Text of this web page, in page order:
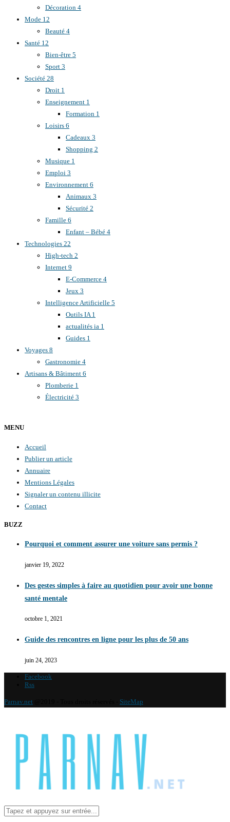
Décoration 4
Mode 12
Beauté 4
Santé 12
Bien-être 5
Sport 3
Société 28
Droit 1
Enseignement 1
Formation 1
Loisirs 6
Cadeaux 3
Shopping 2
Musique 1
Emploi 3
Environnement 6
Animaux 3
Sécurité 2
Famille 6
Enfant – Bébé 4
Technologies 22
High-tech 2
Internet 9
E-Commerce 4
Jeux 3
Intelligence Artificielle 5
Outils IA1
actualités ia 1
Guides 1
Voyages 8
Gastronomie 4
Artisans & Bâtiment 6
Plomberie 1
Électricité 3
MENU
Accueil
Publier un article
Annuaire
Mentions Légales
Signaler un contenu illicite
Contact
BUZZ
Pourquoi et comment assurer une voiture sans permis ?
janvier 19, 2022
Des gestes simples à faire au quotidien pour avoir une bonne
santé mentale
octobre 1, 2021
Guide des rencontres en ligne pour les plus de 50 ans
juin 24, 2023
Facebook
Rss
Parnav.net SiteMap